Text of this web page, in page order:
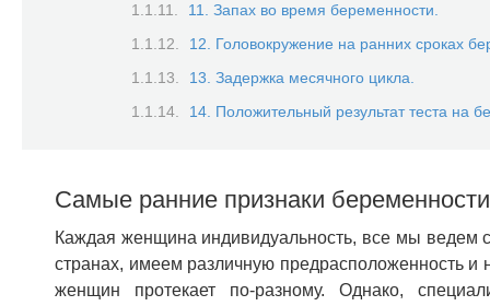
11. Запах во время беременности.
12. Головокружение на ранних сроках
13. Задержка месячного цикла.
14. Положительный результат теста на
Самые ранние признаки
Каждая женщина индивидуальность, все мы ведем
странах, имеем различную предрасположенность и
женщин протекает по-разному. Однако,